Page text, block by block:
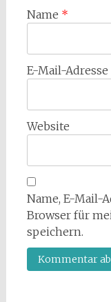
Name *
E-Mail-Adresse
Website
Name, E-Mail-
Browser für
speichern.